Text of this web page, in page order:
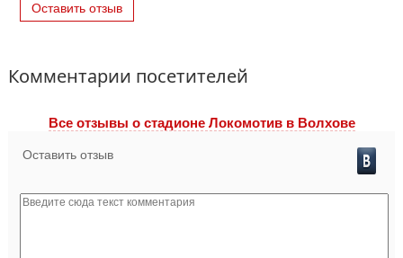
Оставить отзыв
Комментарии посетителей
Все отзывы o стадионе Локомотив в Волхове
Оставить отзыв